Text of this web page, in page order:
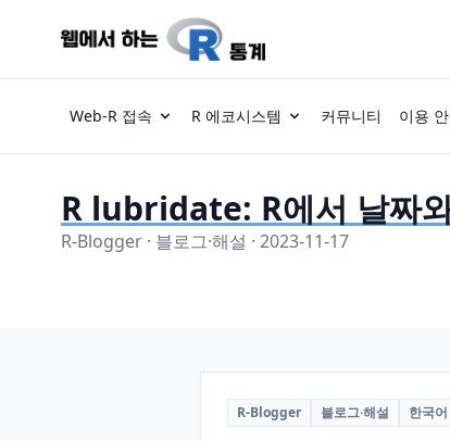
Web-R 접속 R 에코시스템 커뮤니티 이용
R lubridate: R에서 날짜
R-Blogger · 블로그·해설 · 2023-11-17
R-Blogger 블로그·해설 한국어